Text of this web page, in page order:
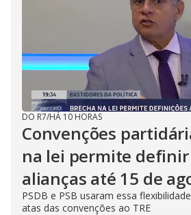
DO R7/HÁ 10 HORAS
Convenções
na lei permite definir
alianças até 15 de
PSDB e PSB usaram essa
atas das convenções ao TRE